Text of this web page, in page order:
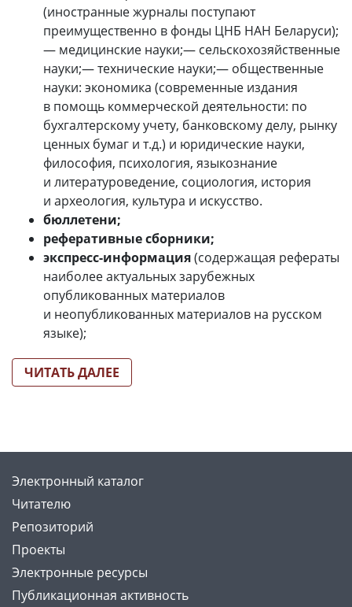
(иностранные журналы поступают
преимущественно в фонды ЦНБ НАН Беларуси);
— медицинские науки;— сельскохозяйственные
науки;— технические науки;— общественные
науки: экономика (современные издания
в помощь коммерческой деятельности: по
бухгалтерскому учету, банковскому делу, рынку
ценных бумаг и т.д.) и юридические науки,
философия, психология, языкознание
и литературоведение, социология, история
и археология, культура и искусство.
бюллетени;
реферативные сборники;
экспресс-информация(содержащая рефераты
наиболее актуальных зарубежных
опубликованных материалов
и неопубликованных материалов на русском
языке);
ЧИТАТЬ ДАЛЕЕ
Электронный каталог
Читателю
Репозиторий
Проекты
Электронные ресурсы
Публикационная активность